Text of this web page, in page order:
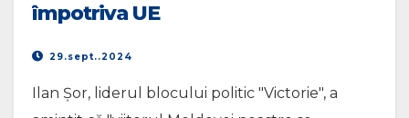
împotriva UE
29.sept..2024
Ilan Șor, liderul blocului politic "Victorie", a